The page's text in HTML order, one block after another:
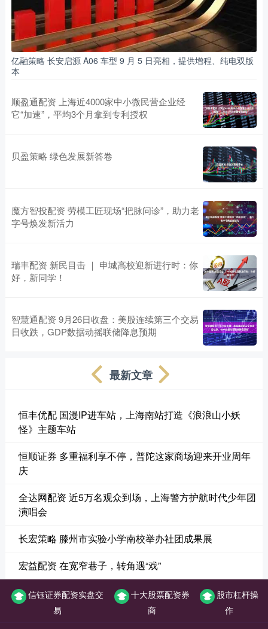
亿融策略 长安启源 A06 车型 9 月 5 日亮相，提供增程、纯电双版
本
顺盈通配资 上海近4000家中小微民营企业经
它“加速”，平均3个月拿到专利授权
贝盈策略 绿色发展新答卷
魔方智投配资 劳模工匠现场“把脉问诊”，助力老
字号焕发新活力
瑞丰配资 新民目击 ｜ 申城高校迎新进行时：你
好，新同学！
智慧通配资 9月26日收盘：美股连续第三个交易
日收跌，GDP数据动摇联储降息预期
最新文章
恒丰优配 国漫IP进车站，上海南站打造《浪浪山小妖
怪》主题车站
恒顺证券 多重福利享不停，普陀这家商场迎来开业周年
庆
全达网配资 近5万名观众到场，上海警方护航时代少年团
演唱会
长宏策略 滕州市实验小学南校举办社团成果展
宏益配资 在宽窄巷子，转角遇“戏”
信钰证券配资实盘交
易
十大股票配资券
商
股市杠杆操
作